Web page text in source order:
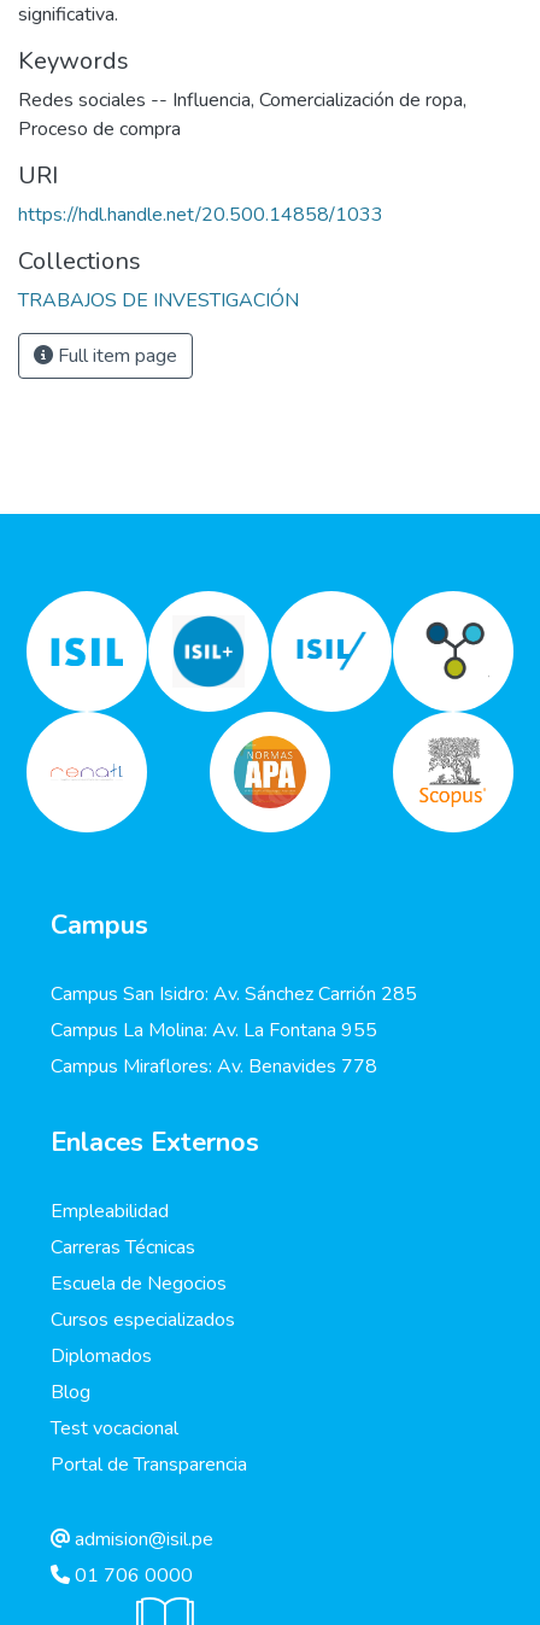
significativa.
Keywords
Redes sociales -- Influencia, Comercialización de ropa,
Proceso de compra
URI
https://hdl.handle.net/20.500.14858/1033
Collections
TRABAJOS DE INVESTIGACIÓN
Full item page
Campus
Campus San Isidro: Av. Sánchez Carrión 285
Campus La Molina: Av. La Fontana 955
Campus Miraflores: Av. Benavides 778
Enlaces Externos
Empleabilidad
Carreras Técnicas
Escuela de Negocios
Cursos especializados
Diplomados
Blog
Test vocacional
Portal de Transparencia
admision@isil.pe
01 706 0000